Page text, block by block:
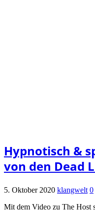
Hypnotisch &
von den Dead
5. Oktober 2020 klangwelt 0
Mit dem Video zu The Host